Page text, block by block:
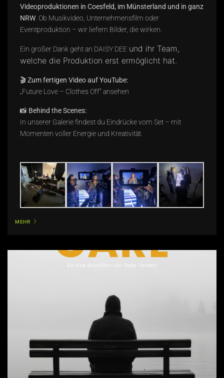
Videoproduktionen in Coesfeld, im Münsterland und in ganz
NRW . Ob Musikvideo, Unternehmensfilm oder
Eventproduktion – wir liefern Bilder, die wirken.
Ein großer Dank geht an DAISY DEE und ihr Team,
welche die Produktion erst ermöglicht hat.
🎬Zum fertigen Video auf YouTube:
„Future Love – Clothes Off“ ansehen
📸 Behind the Scenes:
In unserer Galerie findest du Eindrücke vom Set – mit
Momenten voller Energie und Kreativität.
MEHR